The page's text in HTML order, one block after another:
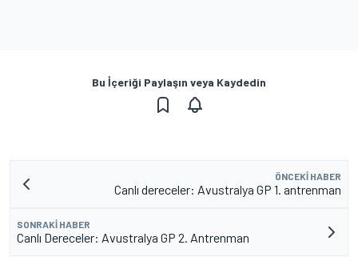
Bu İçeriği Paylaşın veya Kaydedin
ÖNCEKI HABER
Canlı dereceler: Avustralya GP 1. antrenman
SONRAKI HABER
Canlı Dereceler: Avustralya GP 2. Antrenman